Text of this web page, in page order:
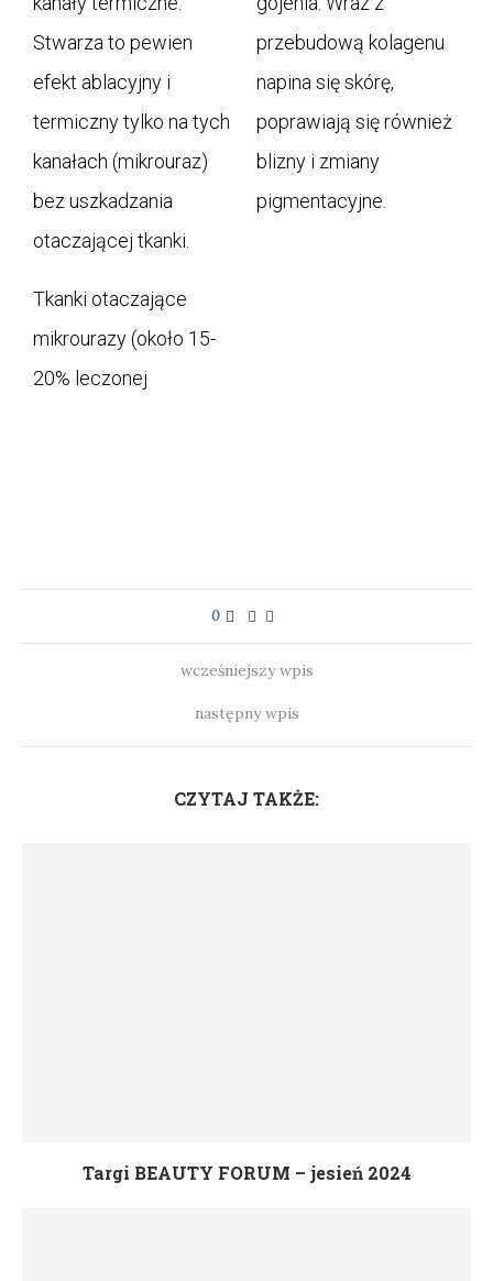
Stwarza to pewien
efekt ablacyjny i
termiczny tylko na tych
kanałach (mikrouraz)
bez uszkadzania
otaczającej tkanki.
Tkanki otaczające
mikrourazy (około 15-
20% leczonej
przebudową kolagenu
napina się skórę,
poprawiają się również
blizny i zmiany
pigmentacyjne.
0
wcześniejszy wpis
następny wpis
CZYTAJ TAKŻE:
Targi BEAUTY FORUM – jesień 2024